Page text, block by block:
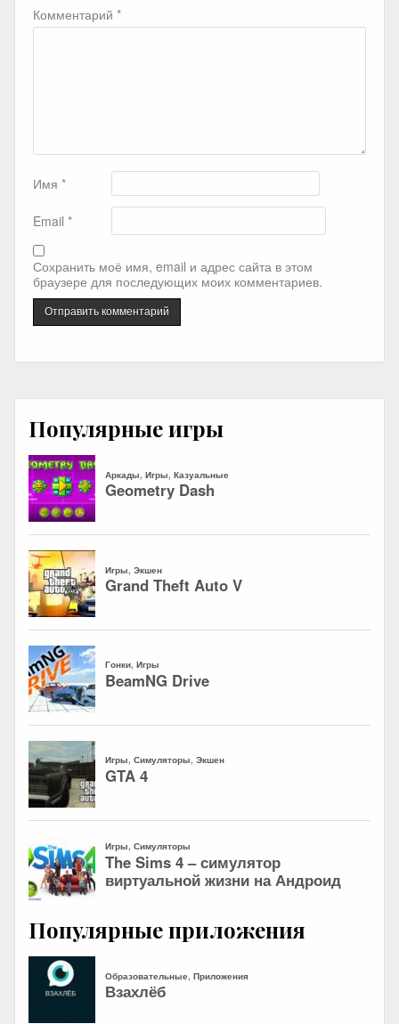
Комментарий *
Имя *
Email *
Сохранить моё имя, email и адрес сайта в этом
браузере для последующих моих комментариев.
Популярные игры
Популярные приложения